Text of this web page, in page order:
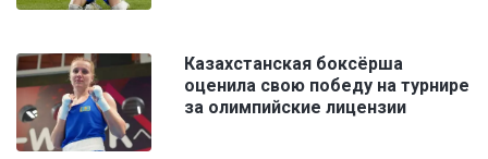
Казахстанская боксёрша
оценила свою победу на турнире
за олимпийские лицензии